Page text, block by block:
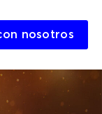
nosotros